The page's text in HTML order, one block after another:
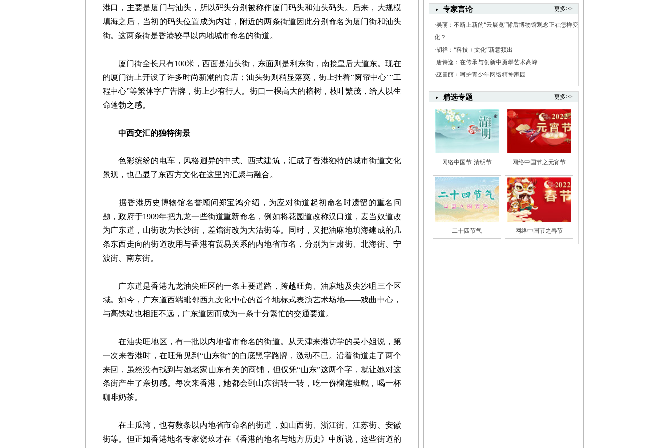
港口，主要是厦门与汕头，所以码头分别被称作厦门码头和汕头码头。后来，大规模
填海之后，当初的码头位置成为内陆，附近的两条街道因此分别命名为厦门街和汕头
街。这两条街是香港较早以内地城市命名的街道。
厦门街全长只有100米，西面是汕头街，东面则是利东街，南接皇后大道东。现在
的厦门街上开设了许多时尚新潮的食店；汕头街则稍显落寞，街上挂着“窗帘中心”“工
程中心”等繁体字广告牌，街上少有行人。街口一棵高大的榕树，枝叶繁茂，给人以生
命蓬勃之感。
中西交汇的独特街景
色彩缤纷的电车，风格迥异的中式、西式建筑，汇成了香港独特的城市街道文化
景观，也凸显了东西方文化在这里的汇聚与融合。
据香港历史博物馆名誉顾问郑宝鸿介绍，为应对街道起初命名时遗留的重名问
题，政府于1909年把九龙一些街道重新命名，例如将花园道改称汉口道，麦当奴道改
为广东道，山街改为长沙街，差馆街改为大沽街等。同时，又把油麻地填海建成的几
条东西走向的街道改用与香港有贸易关系的内地省市名，分别为甘肃街、北海街、宁
波街、南京街。
广东道是香港九龙油尖旺区的一条主要道路，跨越旺角、油麻地及尖沙咀三个区
域。如今，广东道西端毗邻西九文化中心的首个地标式表演艺术场地——戏曲中心，
与高铁站也相距不远，广东道因而成为一条十分繁忙的交通要道。
在油尖旺地区，有一批以内地省市命名的街道。从天津来港访学的吴小姐说，第
一次来香港时，在旺角见到“山东街”的白底黑字路牌，激动不已。沿着街道走了两个
来回，虽然没有找到与她老家山东有关的商铺，但仅凭“山东”这两个字，就让她对这
条街产生了亲切感。每次来香港，她都会到山东街转一转，吃一份榴莲班戟，喝一杯
咖啡奶茶。
在土瓜湾，也有数条以内地省市命名的街道，如山西街、浙江街、江苏街、安徽
街等。但正如香港地名专家饶玖才在《香港的地名与地方历史》中所说，这些街道的
专家言论 更多>>
·吴萌：不断上新的“云展览”背后博物馆观念正在怎样变
化？
·胡祥：“科技＋文化”新意频出
·唐诗逸：在传承与创新中勇攀艺术高峰
·巫喜丽：呵护青少年网络精神家园
精选专题 更多>>
网络中国节·清明节 网络中国节之元宵节
二十四节气 网络中国节之春节